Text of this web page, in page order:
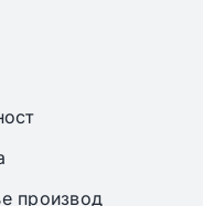
производ